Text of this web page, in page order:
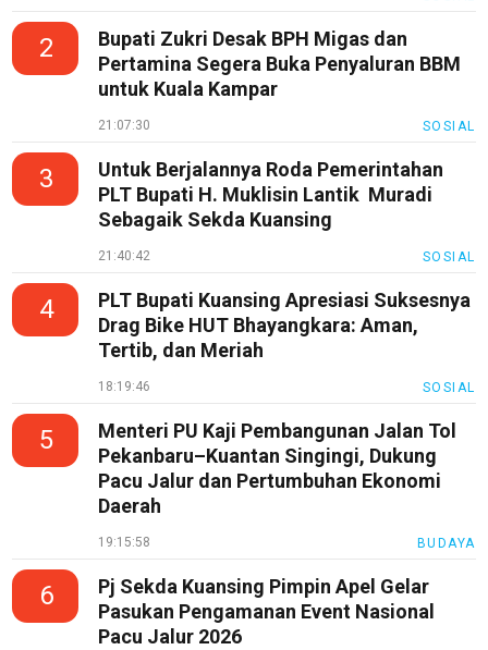
2
Bupati Zukri Desak BPH Migas dan
Pertamina Segera Buka Penyaluran BBM
untuk Kuala Kampar
21:07:30 SOSIAL
3
Untuk Berjalannya Roda Pemerintahan
PLT Bupati H. Muklisin Lantik Muradi
Sebagaik Sekda Kuansing
21:40:42 SOSIAL
4
PLT Bupati Kuansing Apresiasi Suksesnya
Drag Bike HUT Bhayangkara: Aman,
Tertib, dan Meriah
18:19:46 SOSIAL
5
Menteri PU Kaji Pembangunan Jalan Tol
Pekanbaru–Kuantan Singingi, Dukung
Pacu Jalur dan Pertumbuhan Ekonomi
Daerah
19:15:58 BUDAYA
6
Pj Sekda Kuansing Pimpin Apel Gelar
Pasukan Pengamanan Event Nasional
Pacu Jalur 2026
Loker
InfoKepri
KuansingTerkini
Sehat
PotensiRohil
LabuhanBatu
Info
Rohul
Karir
pendidikan
KEJ
Disclaimer